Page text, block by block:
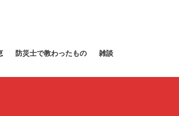
防災士で教わったもの 雑談